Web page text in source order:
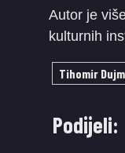
Autor je
kulturnih
Tihomir
Podijeli: